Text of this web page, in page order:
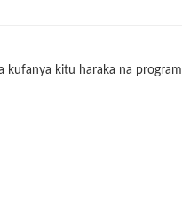
kitu haraka na